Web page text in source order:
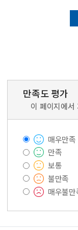
만족도 평가
이 페이지에서
매우만족
만족
보통
불만족
매우불만